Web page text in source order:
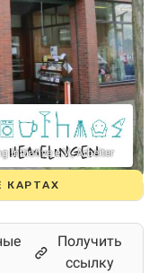
Initiative e.V., Arbeiter
КАРТАХ
Получить
ссылку